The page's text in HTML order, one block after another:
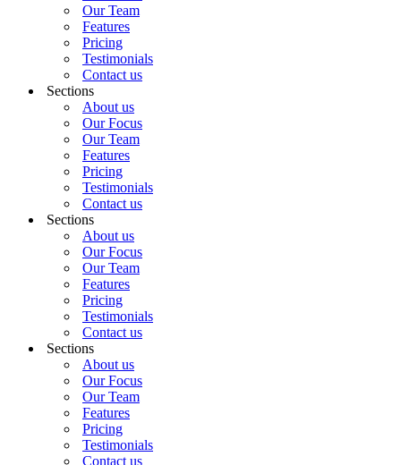
Our Team
Features
Pricing
Testimonials
Contact us
Sections
About us
Our Focus
Our Team
Features
Pricing
Testimonials
Contact us
Sections
About us
Our Focus
Our Team
Features
Pricing
Testimonials
Contact us
Sections
About us
Our Focus
Our Team
Features
Pricing
Testimonials
Contact us